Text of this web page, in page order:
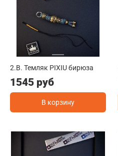
2.B. Темляк PIXIU бирюза
1545 руб
В корзину